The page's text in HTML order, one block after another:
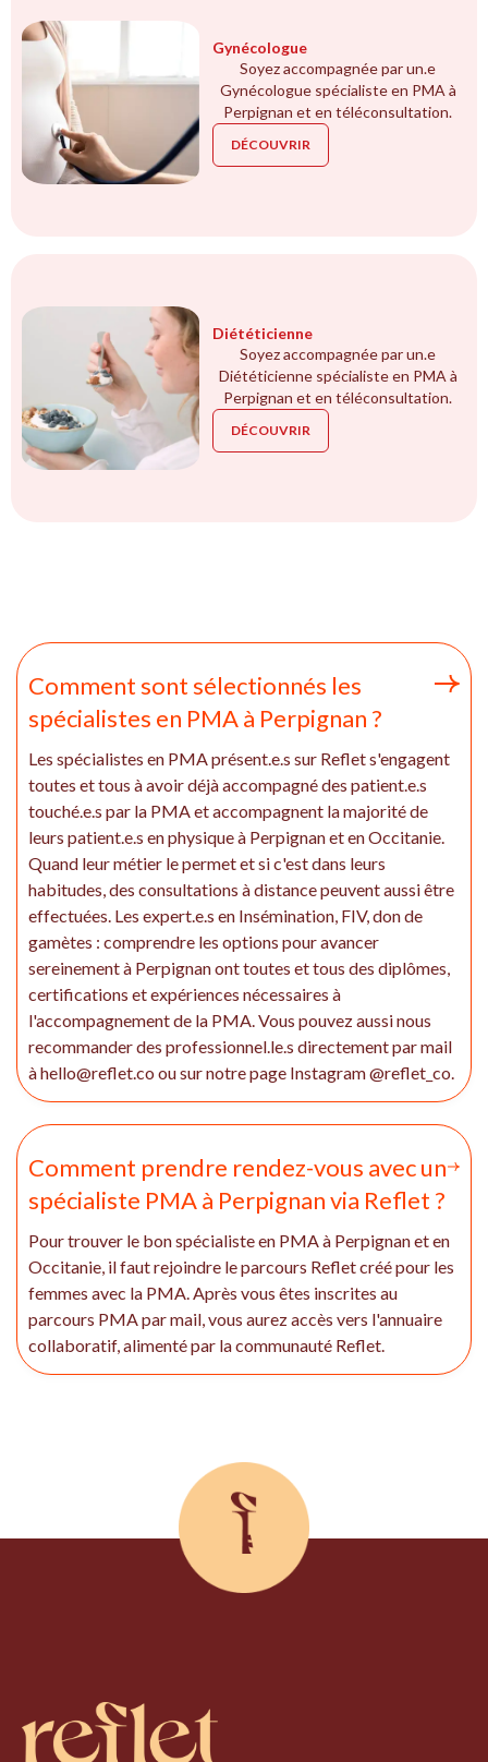
Gynécologue
Soyez accompagnée par un.e
Gynécologue spécialiste en PMA à
Perpignan et en téléconsultation.
DÉCOUVRIR
Diététicienne
Soyez accompagnée par un.e
Diététicienne spécialiste en PMA à
Perpignan et en téléconsultation.
DÉCOUVRIR
Comment sont sélectionnés les
spécialistes en PMA à Perpignan ?
Les spécialistes en PMA présent.e.s sur Reflet s'engagent
toutes et tous à avoir déjà accompagné des patient.e.s
touché.e.s par la PMA et accompagnent la majorité de
leurs patient.e.s en physique à Perpignan et en Occitanie.
Quand leur métier le permet et si c'est dans leurs
habitudes, des consultations à distance peuvent aussi être
effectuées. Les expert.e.s en Insémination, FIV, don de
gamètes : comprendre les options pour avancer
sereinement à Perpignan ont toutes et tous des diplômes,
certifications et expériences nécessaires à
l'accompagnement de la PMA. Vous pouvez aussi nous
recommander des professionnel.le.s directement par mail
à hello@reflet.co ou sur notre page Instagram @reflet_co.
Comment prendre rendez-vous avec un
spécialiste PMA à Perpignan via Reflet ?
Pour trouver le bon spécialiste en PMA à Perpignan et en
Occitanie, il faut rejoindre le parcours Reflet créé pour les
femmes avec la PMA. Après vous êtes inscrites au
parcours PMA par mail, vous aurez accès vers l'annuaire
collaboratif, alimenté par la communauté Reflet.